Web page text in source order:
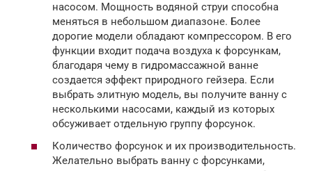
насосом. Мощность водяной струи способна
меняться в небольшом диапазоне. Более
дорогие модели обладают компрессором. В его
функции входит подача воздуха к форсункам,
благодаря чему в гидромассажной ванне
создается эффект природного гейзера. Если
выбрать элитную модель, вы получите ванну с
несколькими насосами, каждый из которых
обсуживает отдельную группу форсунок.
Количество форсунок и их производительность.
Желательно выбрать ванну с форсунками,